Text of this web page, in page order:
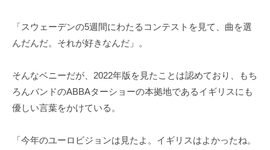
「スウェーデンの5週間にわたるコンテストを見て、曲を選
んだんだ。それが好きなんだ」。
そんなベニーだが、2022年版を見たことは認めており、もち
ろんバンドのABBAターショーの本拠地であるイギリスにも
優しい言葉をかけている。
「今年のユーロビジョンは見たよ。イギリスはよかったね。